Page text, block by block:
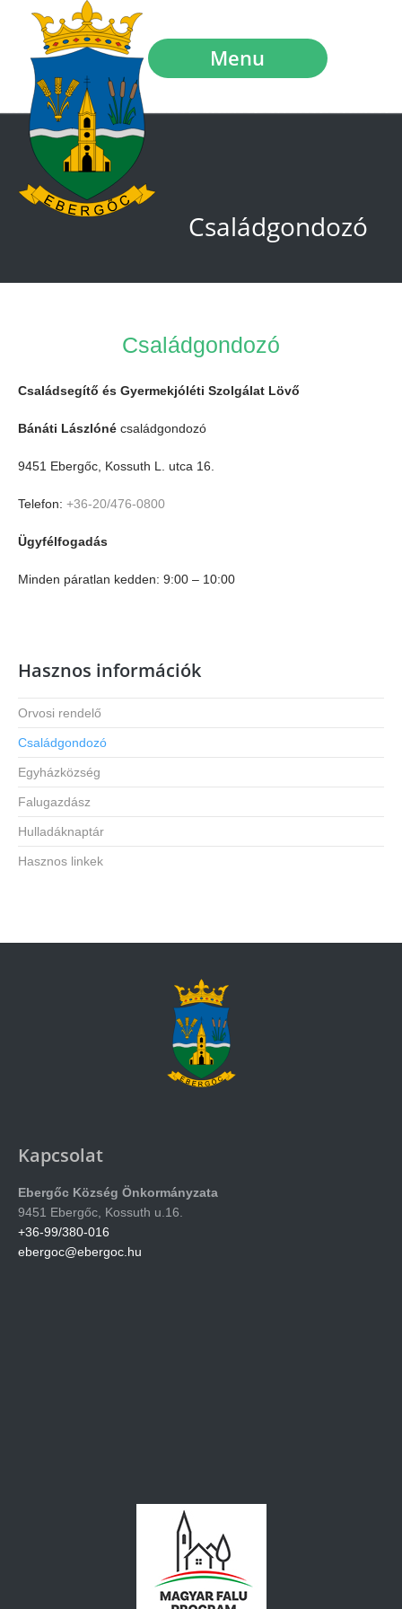
Menu
Családgondozó
Családgondozó
Családsegítő és Gyermekjóléti Szolgálat Lövő
Bánáti Lászlóné családgondozó
9451 Ebergőc, Kossuth L. utca 16.
Telefon: +36-20/476-0800
Ügyfélfogadás
Minden páratlan kedden: 9:00 – 10:00
Hasznos információk
Orvosi rendelő
Családgondozó
Egyházközség
Falugazdász
Hulladáknaptár
Hasznos linkek
Kapcsolat
Ebergőc Község Önkormányzata
9451 Ebergőc, Kossuth u.16.
+36-99/380-016
ebergoc@ebergoc.hu